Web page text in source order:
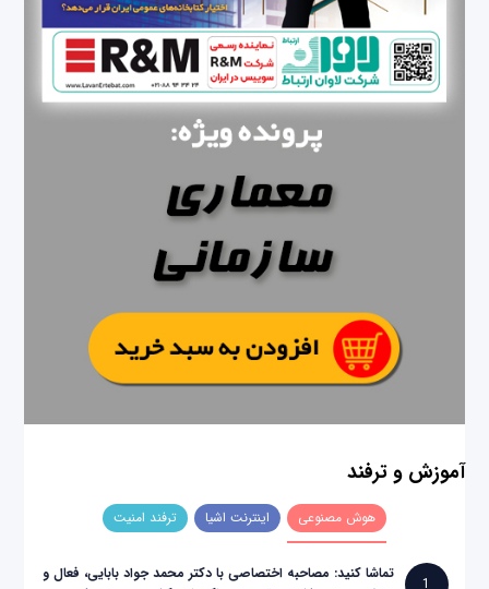
آموزش و ترفند
هوش مصنوعی اینترنت اشیا ترفند امنیت
1
تماشا کنید: مصاحبه اختصاصی با دکتر محمد جواد بابایی، فعال و